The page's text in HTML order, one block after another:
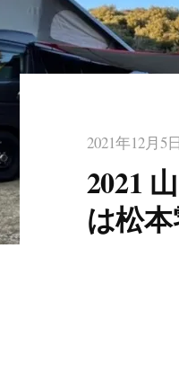
2021年12月5日
2021
は松